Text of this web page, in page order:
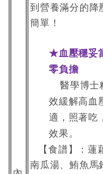
到營養滿分的降
簡單！
★血壓穩妥
零負擔
醫學博士
效緩解高血
適，照著吃
效果。
【食譜】：
南瓜湯、鮪魚馬